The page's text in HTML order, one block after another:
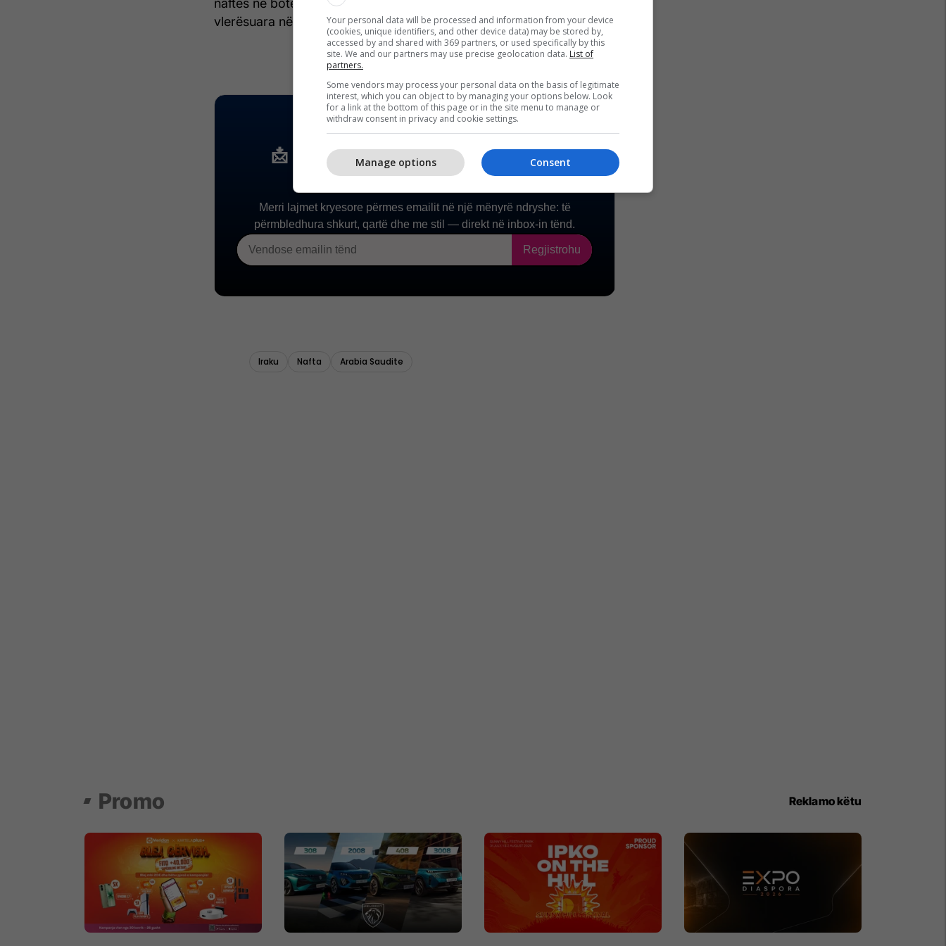
naftës në botë, sipas shifrave zyrtare, me rezerva të provuara të
vlerësuara në rreth 145 miliardë fuçi. /AA/
Your personal data will be processed and information from your device
(cookies, unique identifiers, and other device data) may be stored by,
accessed by and shared with 369 partners, or used specifically by this
site. We and our partners may use precise geolocation data. List of
partners.
Some vendors may process your personal data on the basis of legitimate
interest, which you can object to by managing your options below. Look
for a link at the bottom of this page or in the site menu to manage or
withdraw consent in privacy and cookie settings.
Consent
Manage options